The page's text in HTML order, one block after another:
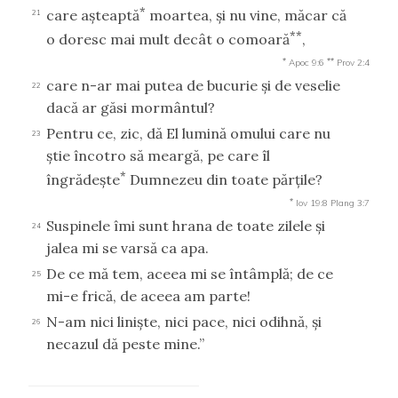
21 care aşteaptă* moartea, şi nu vine, măcar că
o doresc mai mult decât o comoară**,
* Apoc 9:6 ** Prov 2:4
22
care n-ar mai putea de bucurie şi de veselie
dacă ar găsi mormântul?
23
Pentru ce, zic, dă El lumină omului care nu
ştie încotro să meargă, pe care îl
îngrădeşte* Dumnezeu din toate părţile?
* Iov 19:8 Plang 3:7
24
Suspinele îmi sunt hrana de toate zilele şi
jalea mi se varsă ca apa.
25
De ce mă tem, aceea mi se întâmplă; de ce
mi-e frică, de aceea am parte!
26
N-am nici linişte, nici pace, nici odihnă, şi
necazul dă peste mine.”